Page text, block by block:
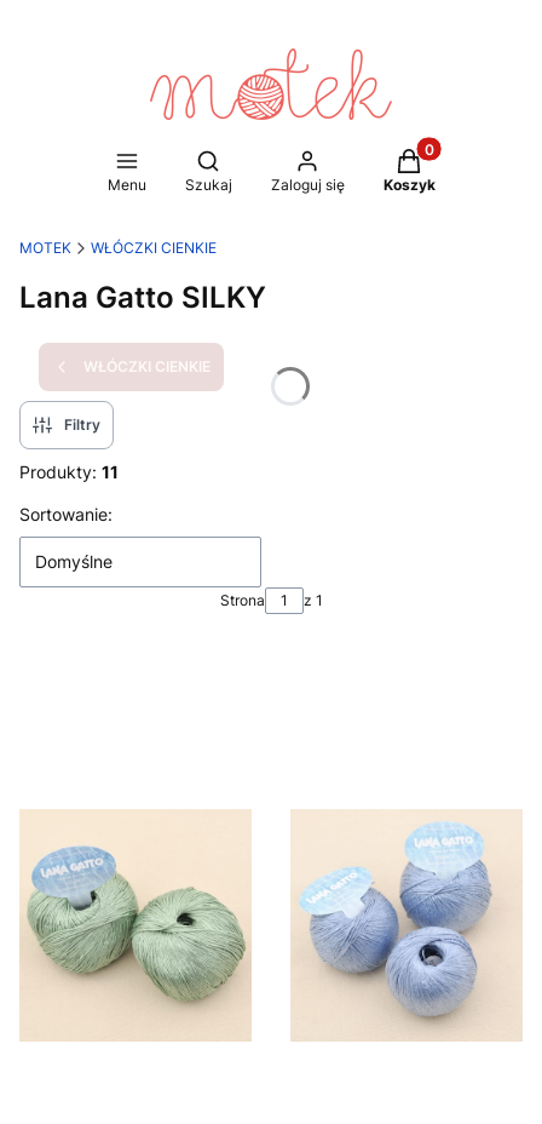
Menu
Otwórz wyszukiwarkę
Szukaj Zaloguj się
Produkty w
Koszyk
MOTEK WŁÓCZKI CIENKIE
Lana Gatto SILKY
WŁÓCZKI CIENKIE
Filtry
Produkty: 11
Lista produktów
Sortowanie:
Domyślne
Strona z 1